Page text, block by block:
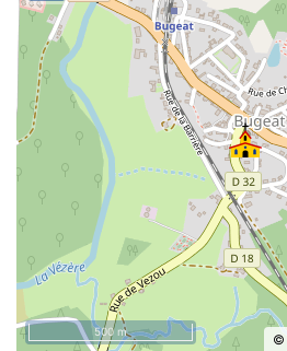
©
500 m